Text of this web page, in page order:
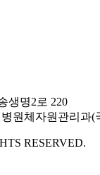
생명2로 220
원체자원관리과(
RESERVED.